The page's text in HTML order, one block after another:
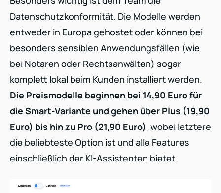
Datenschutzkonformität. Die Modelle werden
entweder in Europa gehostet oder können bei
besonders sensiblen Anwendungsfällen (wie
bei Notaren oder Rechtsanwälten) sogar
komplett lokal beim Kunden installiert werden.
Die Preismodelle beginnen bei 14,90 Euro für
die Smart-Variante und gehen über Plus (19,90
Euro) bis hin zu Pro (21,90 Euro), wobei letztere
die beliebteste Option ist und alle Features
einschließlich der KI-Assistenten bietet.